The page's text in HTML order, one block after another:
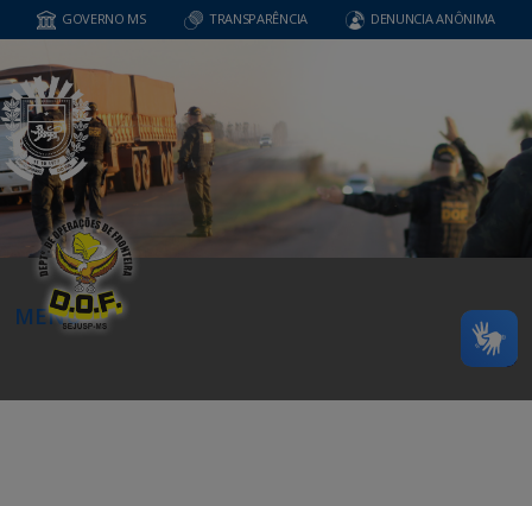
GOVERNO MS TRANSPARÊNCIA DENUNCIA ANÔNIMA
MENU